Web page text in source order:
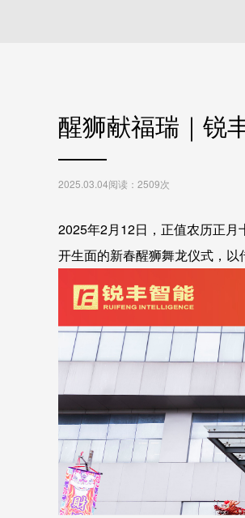
醒狮献福瑞｜锐
2025.03.04阅读：2509次
2025年2月12日，正值农历正
开生面的新春醒狮舞龙仪式，以